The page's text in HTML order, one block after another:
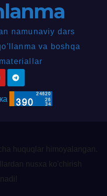
namunaviy dars
va boshqa
huquqlar himoyalangan.
nusxa ko'chirish